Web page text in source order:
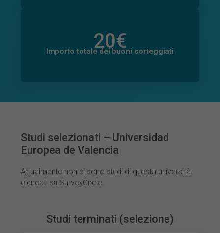
20€
Importo totale dei buoni sorteggiati
0€
Importo totale delle donazioni promesse
Studi selezionati – Universidad
Europea de Valencia
Attualmente non ci sono studi di questa università
elencati su SurveyCircle.
Studi terminati (selezione)